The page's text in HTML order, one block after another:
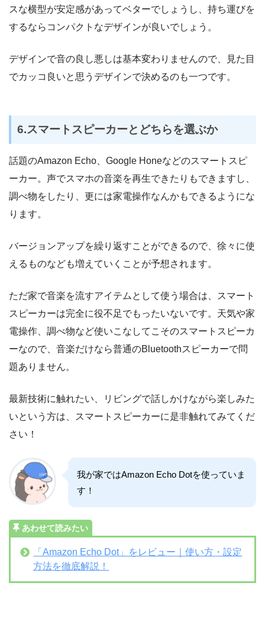
スな横型が安定感があってベターでしょうし、持ち運びを
するならコンパクトなデザインが良いでしょう。
デザインで音の良し悪しは基本変わりませんので、見た目
でカッコ良いと思うデザインで決めるのも一つです。
6.スマートスピーカーとどちらを選ぶか
話題のAmazon Echo、Google Honeなどのスマートスピ
ーカー。声でスマホの音楽を再生できたりもできますし、
調べ物をしたり、更には家電操作なんかもできるようにな
ります。
バージョンアップを繰り返すことができるので、徐々に使
えるものなども増えていくことが予想されます。
ただ家で音楽を流すアイテムとして使う場合は、スマート
スピーカーは完全に役不足でもったいないです。天気や家
電操作、調べ物など使いこなしてこそのスマートスピーカ
ーなので、音楽だけなら普通のBluetoothスピーカーで問
題ありません。
最新技術に触れたい、リビングで話しかけながら楽しみた
いという方は、スマートスピーカーに是非触れてみてくだ
さい！
我が家ではAmazon Echo Dotを使っていま
す！
あわせて読みたい
「Amazon Echo Dot」をレビュー｜使い方・設定
方法を徹底解説！